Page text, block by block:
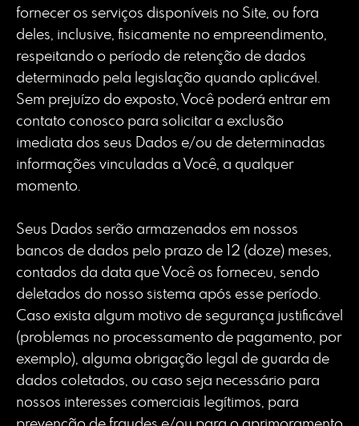
fornecer os serviços disponíveis no Site, ou fora
deles, inclusive, fisicamente no empreendimento,
respeitando o período de retenção de dados
determinado pela legislação quando aplicável.
Sem prejuízo do exposto, Você poderá entrar em
contato conosco para solicitar a exclusão
imediata dos seus Dados e/ou de determinadas
informações vinculadas a Você, a qualquer
momento.
Seus Dados serão armazenados em nossos
bancos de dados pelo prazo de 12 (doze) meses,
contados da data que Você os forneceu, sendo
deletados do nosso sistema após esse período.
Caso exista algum motivo de segurança justificável
(problemas no processamento de pagamento, por
exemplo), alguma obrigação legal de guarda de
dados coletados, ou caso seja necessário para
nossos interesses comerciais legítimos, para